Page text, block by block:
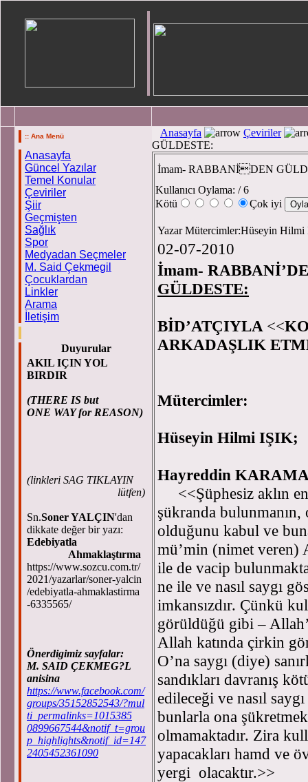
:: Ana Menü
Anasayfa
Güncel Yazılar
Temel Konular
Çeviriler
Şiir
Geçmişten
Sağlık
Spor
Medyadan Seçmeler
M. Said Çekmegil
Çocuklardan
Linkler
Arama
İletişim
Duyurular
AKIL IÇIN YOL
BIRDIR
(THERE IS but
ONE WAY for REASON)
(linkleri SAG TIKLAYIN
lütfen)
Sn.Soner YALÇIN'dan
dikkate değer bir yazı:
Edebiyatla
Ahmaklaştırma
https://www.sozcu.com.tr/
2021/yazarlar/soner-yalcin
/edebiyatla-ahmaklastirma
-6335565/
Önerdigimiz sayfalar:
M. SAID ÇEKMEG?L
anisina
https://www.facebook.com/
groups/35152852543/?mul
ti_permalinks=1015385
0899667544&notif_t=grou
p_highlights&notif_id=147
2405452361090
Anasayfa
Çeviriler
GÜLDESTE:
İmam- RABBANİDEN
Kullanıcı Oylama: / 6
Kötü
Çok iyi
Yazar Mütercimler:Hüseyin
02-07-2010
İmam-
GÜLDESTE:
BİD’ATÇIYLA <<
ARKADAŞLIK
Mütercimler:
Hüseyin Hilmi IŞIK;
Hayreddin
<<Şüphesiz aklın
şükranda
olduğunu kabul ve
mü’min (nimet veren)
ile de vacip
ne ile ve nasıl saygı
imkansızdır. Çünkü
görüldüğü gibi –
Allah katında çirkin
O’na saygı (diye)
sandıkları davranış
edileceği ve nasıl
bunlarla ona
olmamaktadır. Zira
yapacakları hamd ve
yergi olacaktır.>>